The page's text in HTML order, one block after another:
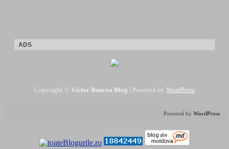
ADS
Copyright © Victor Roncea Blog | Powered by WordPress
Powered by WordPress